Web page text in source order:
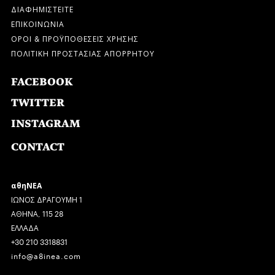
ΔΙΑΦΗΜΙΣΤΕΙΤΕ
ΕΠΙΚΟΙΝΩΝΙΑ
ΟΡΟΙ & ΠΡΟΫΠΟΘΕΣΕΙΣ ΧΡΗΣΗΣ
ΠΟΛΙΤΙΚΗ ΠΡΟΣΤΑΣΙΑΣ ΑΠΟΡΡΗΤΟΥ
FACEBOOK
TWITTER
INSTAGRAM
CONTACT
αθηΝΕΑ
ΙΩΝΟΣ ΔΡΑΓΟΥΜΗ 1
ΑΘΗΝΑ, 115 28
ΕΛΛΑΔΑ
+30 210 3318831
info@a8inea.com